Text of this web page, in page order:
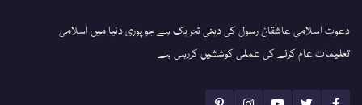
دعوت اسلامی عاشقان رسول کی دینی تحریک ہے جو پوری دنیا میں اسلامی
تعلیمات عام کرنے کی عملی کوششیں کررہی ہے